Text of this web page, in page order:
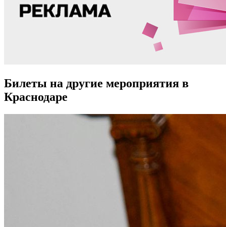
Билеты на другие мероприятия в
Краснодаре